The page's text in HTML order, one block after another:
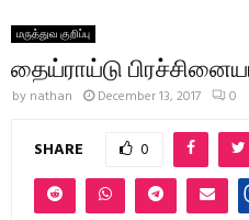
மருத்துவ குறிப்பு
தைய்ராய்டு
by nathan December 13, 2017 0
SHARE 0